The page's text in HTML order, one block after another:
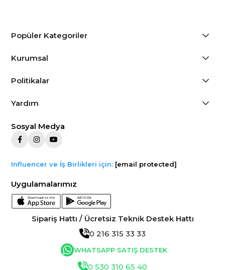
Popüler Kategoriler
Kurumsal
Politikalar
Yardım
Sosyal Medya
Influencer ve İş Birlikleri için: [email protected]
Uygulamalarımız
Sipariş Hattı / Ücretsiz Teknik Destek Hattı
0 216 315 33 33
WHATSAPP SATIŞ DESTEK
0 530 310 65 40